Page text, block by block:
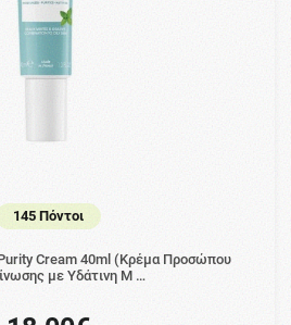
145 Πόντοι
Cream 40ml (Κρέμα Προσώπου
με Υδάτινη Μ …